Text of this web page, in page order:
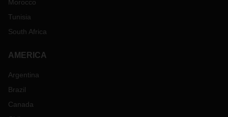
Morocco
Tunisia
South Africa
AMERICA
Argentina
Brazil
Canada